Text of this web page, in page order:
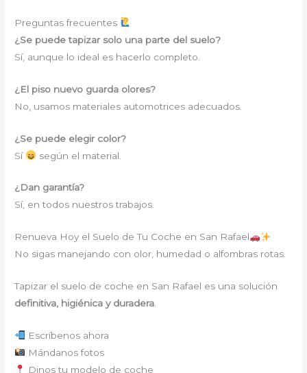
Preguntas frecuentes
¿Se puede tapizar solo una parte del suelo?
Sí, aunque lo ideal es hacerlo completo.
¿El piso nuevo guarda olores?
No, usamos materiales automotrices adecuados.
¿Se puede elegir color?
Sí
según el material.
¿Dan garantía?
Sí, en todos nuestros trabajos.
Renueva Hoy el Suelo de Tu Coche en San Rafael
No sigas manejando con olor, humedad o alfombras rotas.
Tapizar el suelo de coche en San Rafael es una solución
definitiva, higiénica y duradera
Escríbenos ahora
Mándanos fotos
Dinos tu modelo de coche